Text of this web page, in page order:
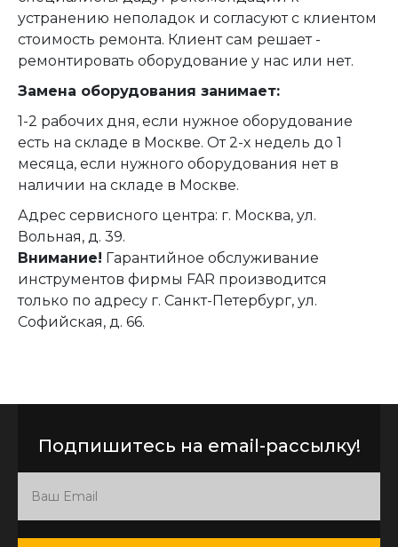
устранению неполадок и согласуют с клиентом
стоимость ремонта. Клиент сам решает -
ремонтировать оборудование у нас или нет.
Замена оборудования занимает:
1-2 рабочих дня, если нужное оборудование
есть на складе в Москве. От 2-х недель до 1
месяца, если нужного оборудования нет в
наличии на складе в Москве.
Адрес сервисного центра: г. Москва, ул.
Вольная, д. 39.
Внимание! Гарантийное обслуживание
инструментов фирмы FAR производится
только по адресу г. Санкт-Петербург, ул.
Софийская, д. 66.
Подпишитесь на email-рассылку!